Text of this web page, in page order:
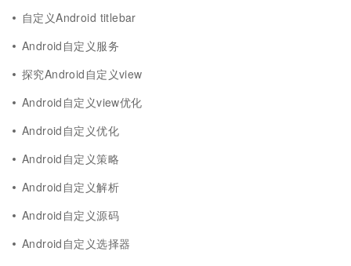
自定义Android titlebar
Android自定义服务
探究Android自定义view
Android自定义view优化
Android自定义优化
Android自定义策略
Android自定义解析
Android自定义源码
Android自定义选择器